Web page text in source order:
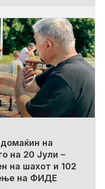
на
на 20 Јули –
на шахот и 102
на ФИДЕ